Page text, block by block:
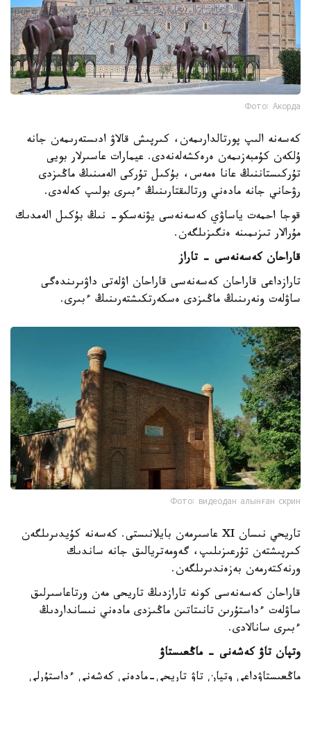
Фото: Акорда
كەسەنە الىپ پورتالدارىمەن، كىرپىش قالاۋ ادىستەرىمەن جانە
ۇلكەن كۇمبەزىمەن ەرەكشەلەنەدى. عيمارات عاسىرلار بويى
تۇركىستاننىڭ عانا ەمەس، بۇكىل تۇركى الەمىنىڭ ماڭىزدى
رۋحاني جانە مادەني ورتالىقتارىنىڭ ءبىرى بولىپ كەلەدى.
قوجا احمەت ياساۋي كەسەنەسى يۋنەسكو- نىڭ بۇكىل الەمدىك
مۇرالار تىزىمىنە ەنگىزىلگەن.
قاراحان كەسەنەسى - تاراز
تارازداعى قاراحان كەسەنەسى قاراحان اۋلەتى داۋىرىندەگى
ساۋلەت ونەرىنىڭ ماڭىزدى ەسكەرتكىشتەرىنىڭ ءبىرى.
Фото: видеодан алынған скрин
تاريحي نىسان XI عاسىرمەن بايلانىستى. كەسەنە كۇيدىرىلگەن
كىرپىشتەن تۇرعىزىلىپ، گەومەتريالىق جانە ساندىك
ورنەكتەرمەن بەزەندىرىلگەن.
قاراحان كەسەنەسى كونە تارازدىڭ تاريحى مەن ورتاعاسىرلىق
ساۋلەت ءداستۇرىن تانىتاتىن ماڭىزدى مادەني نىسانداردىڭ
ءبىرى سانالادى.
وتپان تاۋ كەشەنى - ماڭعىستاۋ
ماڭعىستاۋداعى وتپان تاۋ تاريحي-مادەني كەشەنى ءداستۇرلى